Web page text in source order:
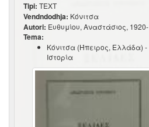
Tipi: TEXT
Vendndodhja: Κόνιτσα
Autori: Ευθυμίου, Αναστάσιος, 1920-
Tema:
Κόνιτσα (Ήπειρος, Ελλάδα) -
Ιστορία